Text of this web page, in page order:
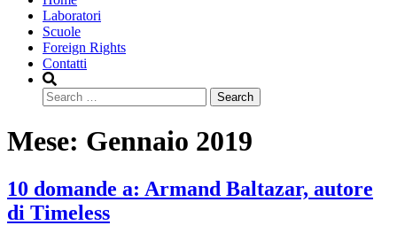
Laboratori
Scuole
Foreign Rights
Contatti
Search
Mese: Gennaio 2019
10 domande a: Armand Baltazar, autore
di Timeless